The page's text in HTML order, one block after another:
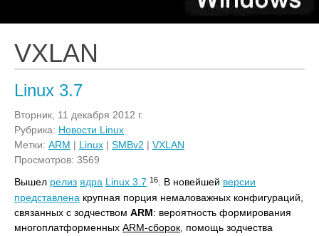
VXLAN
Linux 3.7
Вторник, 11 декабря 2012 г.
Рубрика: Новости Linux
Метки: ARM | Linux | SMBv2 | VXLAN
Просмотров: 3569
Вышел релиз ядра Linux 3.7 16 . В новейшей версии
представлена крупная порция немаловажных конфигураций,
связанных с зодчеством ARM: вероятность формирования
многоплатформенных ARM-сборок , помощь зодчества